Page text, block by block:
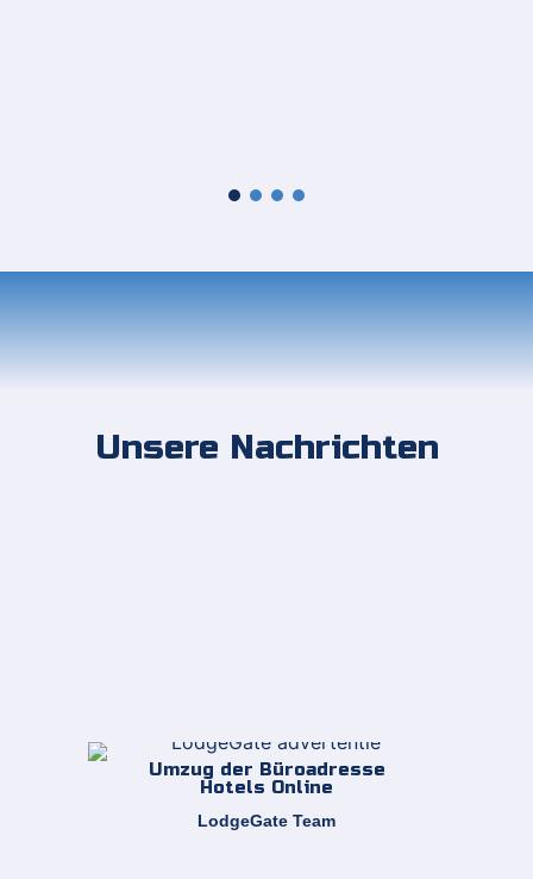
Unsere Nachrichten
Umzug der Büroadresse
Hotels Online
LodgeGate Team